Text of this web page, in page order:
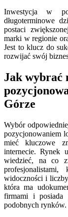
Inwestycja w
długoterminowe
postaci
marki w regionie
Jest to klucz do
rozwijać swój
Jak wybrać
Górze
Wybór
pozycjonowaniem
mieć kluczowe
internecie. Rynek
wiedzieć, na co
widoczności i
która ma
firmami i
podobnych rynków.